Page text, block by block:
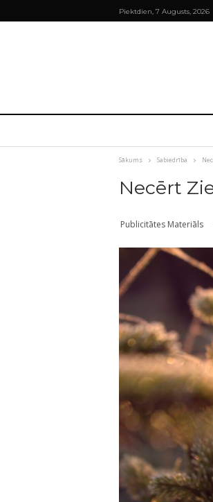
Piektdien, 7 Augusts, 2026
Sākums Sabiedrība
Necērt
Publicitātes Materiāls